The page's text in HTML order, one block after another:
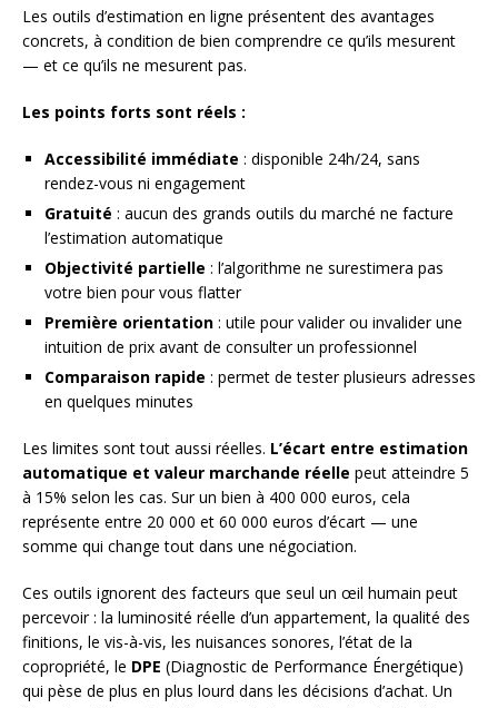
Les outils d’estimation en ligne présentent des avantages
concrets, à condition de bien comprendre ce qu’ils mesurent
— et ce qu’ils ne mesurent pas.
Les points forts sont réels :
Accessibilité immédiate : disponible 24h/24, sans
rendez-vous ni engagement
Gratuité : aucun des grands outils du marché ne facture
l’estimation automatique
Objectivité partielle : l’algorithme ne surestimera pas
votre bien pour vous flatter
Première orientation : utile pour valider ou invalider une
intuition de prix avant de consulter un professionnel
Comparaison rapide : permet de tester plusieurs adresses
en quelques minutes
Les limites sont tout aussi réelles. L’écart entre estimation
automatique et valeur marchande réelle peut atteindre 5
à 15% selon les cas. Sur un bien à 400 000 euros, cela
représente entre 20 000 et 60 000 euros d’écart — une
somme qui change tout dans une négociation.
Ces outils ignorent des facteurs que seul un œil humain peut
percevoir : la luminosité réelle d’un appartement, la qualité des
finitions, le vis-à-vis, les nuisances sonores, l’état de la
copropriété, le DPE (Diagnostic de Performance Énergétique)
qui pèse de plus en plus lourd dans les décisions d’achat. Un